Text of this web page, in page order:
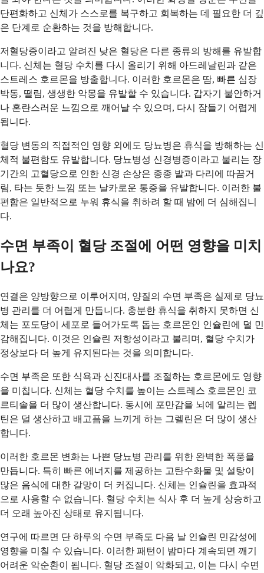
단편화하고 신체가 스스로를 복구하고 회복하는 데 필요한 더 깊
은 단계로 순환하는 것을 방해합니다.
저혈당증이라고 알려진 낮은 혈당은 다른 종류의 방해를 유발합
니다. 신체는 혈당 수치를 다시 올리기 위해 아드레날린과 같은
스트레스 호르몬을 방출합니다. 이러한 호르몬은 땀, 빠른 심장
박동, 떨림, 생생한 악몽을 유발할 수 있습니다. 갑자기 불안하거
나 혼란스러운 느낌으로 깨어날 수 있으며, 다시 잠들기 어렵게
됩니다.
혈당 변동의 직접적인 영향 외에도 당뇨병은 휴식을 방해하는 신
체적 불편함도 유발합니다. 당뇨병성 신경병증이라고 불리는 장
기간의 고혈당으로 인한 신경 손상은 종종 발과 다리에 따끔거
림, 타는 듯한 느낌 또는 날카로운 통증을 유발합니다. 이러한 불
편함은 일반적으로 누워 휴식을 취하려 할 때 밤에 더 심해집니
다.
수면 부족이 혈당 조절에 어떤 영향을 미치
나요?
연결은 양방향으로 이루어지며, 양질의 수면 부족은 실제로 당뇨
병 관리를 더 어렵게 만듭니다. 충분한 휴식을 취하지 못하면 신
체는 포도당이 세포로 들어가도록 돕는 호르몬인 인슐린에 덜 민
감해집니다. 이것은 인슐린 저항성이라고 불리며, 혈당 수치가
정상보다 더 높게 유지된다는 것을 의미합니다.
수면 부족은 또한 식욕과 신진대사를 조절하는 호르몬에도 영향
을 미칩니다. 신체는 혈당 수치를 높이는 스트레스 호르몬인 코
르티솔을 더 많이 생산합니다. 동시에 포만감을 뇌에 알리는 렙
틴은 덜 생산하고 배고픔을 느끼게 하는 그렐린은 더 많이 생산
합니다.
이러한 호르몬 변화는 나쁜 당뇨병 관리를 위한 완벽한 폭풍을
만듭니다. 특히 빠른 에너지를 제공하는 고탄수화물 및 설탕이
많은 음식에 대한 갈망이 더 커집니다. 신체는 인슐린을 효과적
으로 사용할 수 없습니다. 혈당 수치는 식사 후 더 높게 상승하고
더 오래 높아진 상태로 유지됩니다.
연구에 따르면 단 하루의 수면 부족도 다음 날 인슐린 민감성에
영향을 미칠 수 있습니다. 이러한 패턴이 밤마다 계속되면 깨기
어려운 악순환이 됩니다. 혈당 조절이 악화되고, 이는 다시 수면